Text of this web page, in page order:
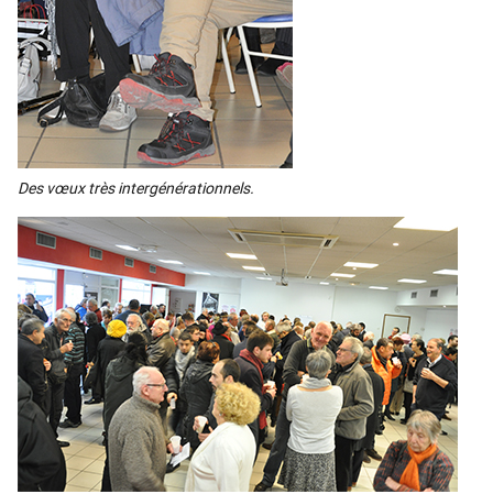
Des vœux très inter­gé­né­ra­tion­nels.